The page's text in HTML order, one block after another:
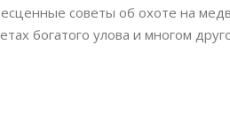
советы об охоте на
богатого улова и многом